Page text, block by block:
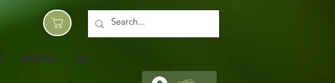
हेम्पोलॉजी प्रेस